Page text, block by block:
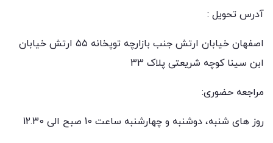
آدرس تحویل :
اصفهان خیابان ارتش جنب بازارچه توپخانه ۵۵ ارتش خیابان
ابن سینا کوچه شریعتی پلاک 33
مراجعه حضوری:
روز های شنبه، دوشنبه و چهارشنبه ساعت 10 صبح الی 12.30